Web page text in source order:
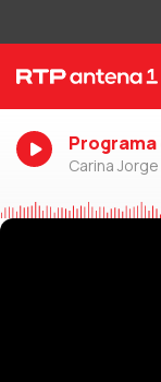
Programa
Carina